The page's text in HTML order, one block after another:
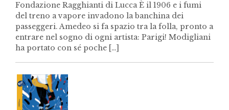
Fondazione Ragghianti di Lucca È il 1906 e i fumi
del treno a vapore invadono la banchina dei
passeggeri. Amedeo si fa spazio tra la folla, pronto a
entrare nel sogno di ogni artista: Parigi! Modigliani
ha portato con sé poche […]